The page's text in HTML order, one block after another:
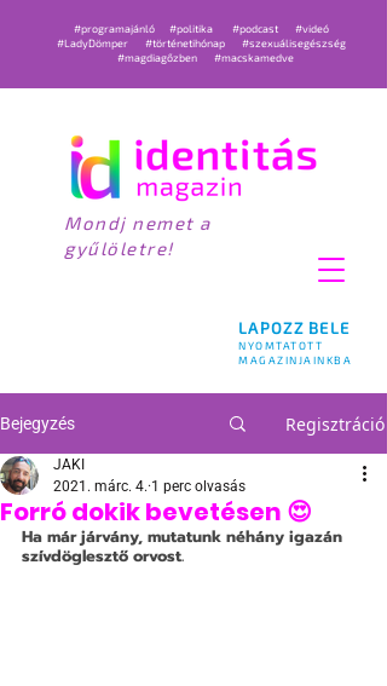
LAPOZZ BELE
NYOMTATOTT
MAGAZINJAINKBA
#programajánló #politika #podcast
#videó
#LadyDömper
#történetihónap
#szexuálisegészség
#magdiagőzben
#macskamedve
Mondj nemet a
gyűlöletre!
Bejegyzés Regisztráció
Forró dokik bevetésen 😍
JAKI
2021. márc. 4. 1 perc olvasás
Ha már járvány, mutatunk néhány igazán
szívdöglesztő orvost.